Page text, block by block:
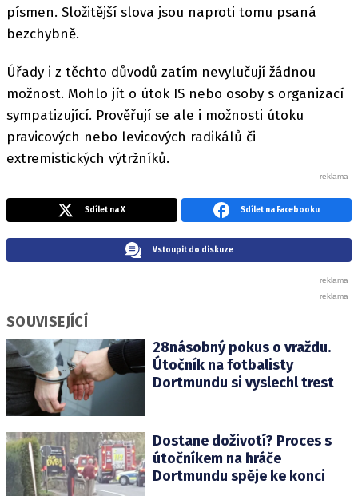
písmen. Složitější slova jsou naproti tomu psaná
bezchybně.
Úřady i z těchto důvodů zatím nevylučují žádnou
možnost. Mohlo jít o útok IS nebo osoby s organizací
sympatizující. Prověřují se ale i možnosti útoku
pravicových nebo levicových radikálů či
extremistických výtržníků.
Sdílet na X Sdílet na Facebooku
Vstoupit do diskuze
SOUVISEJÍCÍ
28násobný pokus o vraždu.
Útočník na fotbalisty
Dortmundu si vyslechl trest
Dostane doživotí? Proces s
útočníkem na hráče
Dortmundu spěje ke konci